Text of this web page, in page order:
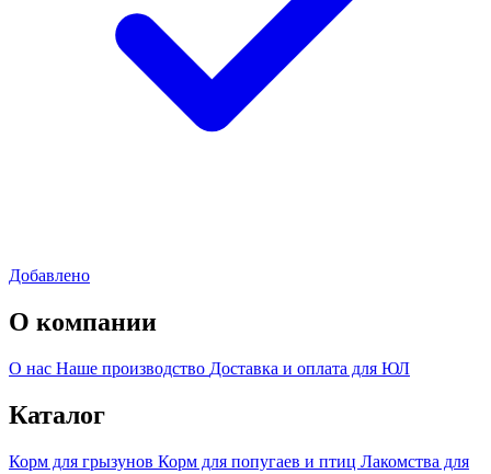
Добавлено
О компании
О нас Наше производство Доставка и оплата для ЮЛ
Каталог
Корм для грызунов Корм для попугаев и птиц Лакомства для